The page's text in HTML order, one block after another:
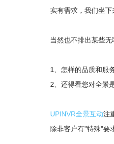
实有需求，我们坐下
当然也不排出某些
1、怎样的品质和服
2、还得看您对全景
UPINVR全景互动注
除非客户有"特殊"要